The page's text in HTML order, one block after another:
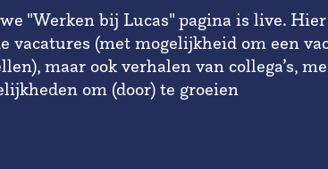
"Werken bij Lucas" pagina is live.
vacatures (met mogelijkheid om een
maar ook verhalen van collega’s,
om (door) te groeien